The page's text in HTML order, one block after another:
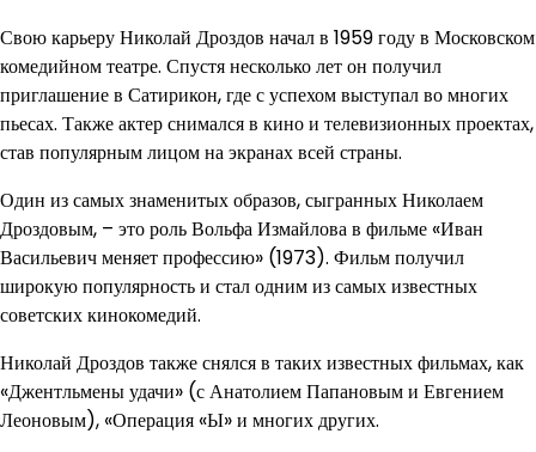
Свою карьеру Николай Дроздов начал в 1959 году в Московском
комедийном театре. Спустя несколько лет он получил
приглашение в Сатирикон, где с успехом выступал во многих
пьесах. Также актер снимался в кино и телевизионных проектах,
став популярным лицом на экранах всей страны.
Один из самых знаменитых образов, сыгранных Николаем
Дроздовым, – это роль Вольфа Измайлова в фильме «Иван
Васильевич меняет профессию» (1973). Фильм получил
широкую популярность и стал одним из самых известных
советских кинокомедий.
Николай Дроздов также снялся в таких известных фильмах, как
«Джентльмены удачи» (с Анатолием Папановым и Евгением
Леоновым), «Операция «Ы» и многих других.